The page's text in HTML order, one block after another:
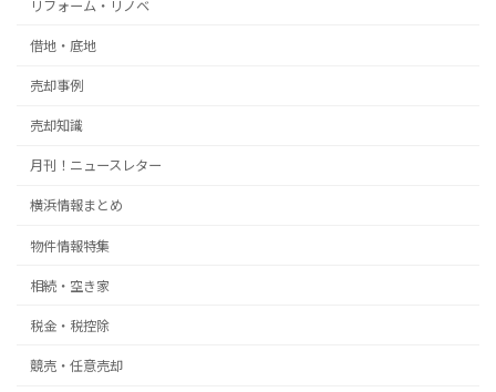
リフォーム・リノベ
借地・底地
売却事例
売却知識
月刊！ニュースレター
横浜情報まとめ
物件情報特集
相続・空き家
税金・税控除
競売・任意売却